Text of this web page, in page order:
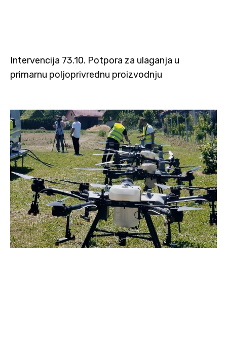
Intervencija 73.10. Potpora za ulaganja u
primarnu poljoprivrednu proizvodnju